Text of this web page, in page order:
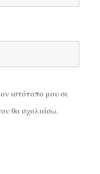
ιστότοπο μου σε
θα σχολιάσω.